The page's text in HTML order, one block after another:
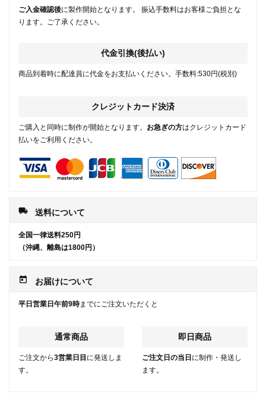
ご入金確認後に製作開始となります。 振込手数料はお客様ご負担とな
ります。ご了承ください。
代金引換(後払い)
商品到着時に配達員に代金をお支払いください。手数料:530円(税別)
クレジットカード決済
ご購入と同時に制作が開始となります。 お急ぎの方はクレジットカード
払いをご利用ください。
local_shipping 送料について
全国一律送料250円
（沖縄、離島は1800円）
today お届けについて
平日営業日午前9時までにご注文いただくと
通常商品
ご注文から3営業日目 に発送しま
す。
即日商品
ご注文日の当日 に制作・発送し
ます。